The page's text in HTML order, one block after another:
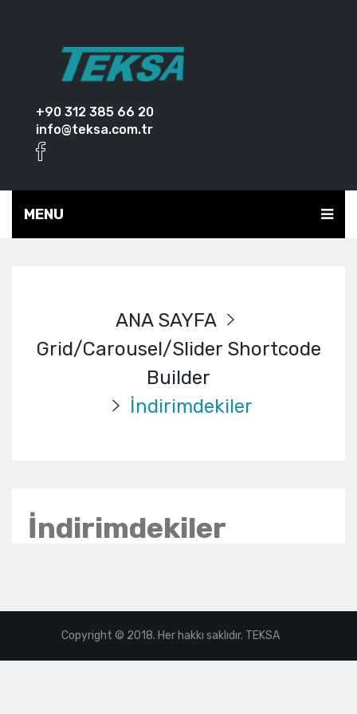
+90 312 385 66 20
info@teksa.com.tr
MENU
ANA SAYFA
Grid/Carousel/Slider Shortcode
Builder
İndirimdekiler
İndirimdekiler
Copyright © 2018. Her hakkı saklıdır. TEKSA